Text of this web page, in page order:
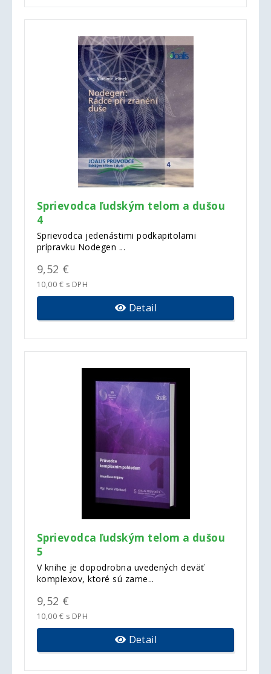
Sprievodca ľudským telom a dušou
4
Sprievodca jedenástimi podkapitolami
prípravku Nodegen ...
9,52 €
10,00 € s DPH
Detail
Sprievodca ľudským telom a dušou
5
V knihe je dopodrobna uvedených deväť
komplexov, ktoré sú zame...
9,52 €
10,00 € s DPH
Detail